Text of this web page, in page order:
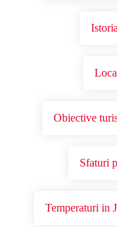
Obiective
Sfaturi
Temperaturi in